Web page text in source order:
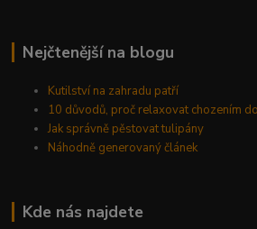
Nejčtenější na blogu
Kutilství na zahradu patří
10 důvodů, proč relaxovat chozením
Jak správně pěstovat tulipány
Náhodně generovaný článek
Kde nás najdete